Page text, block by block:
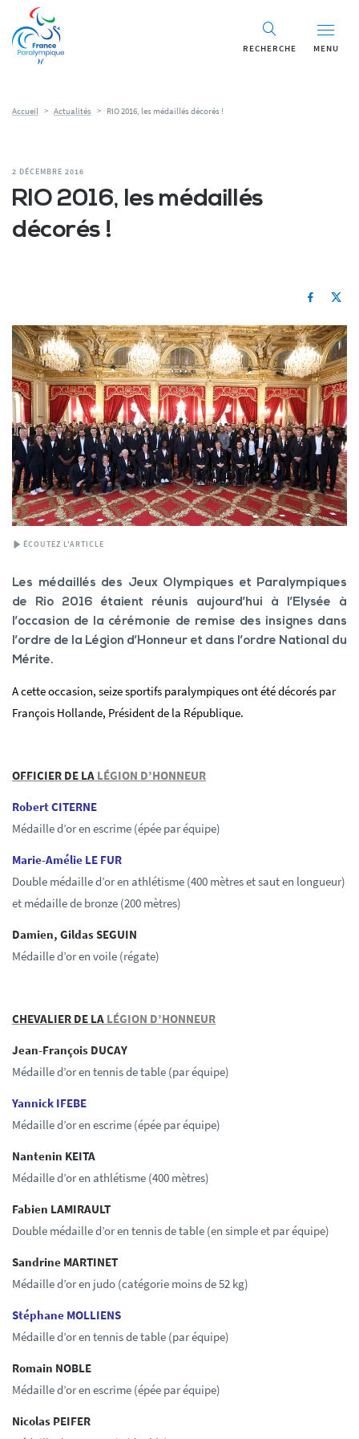
RECHERCHE MENU
Accueil > Actualités > RIO 2016, les médaillés décorés !
2 DÉCEMBRE 2016
RIO 2016, les médaillés
décorés !
ÉCOUTEZ L'ARTICLE
Les médaillés des Jeux Olympiques et Paralympiques
de Rio 2016 étaient réunis aujourd’hui à l’Elysée à
l’occasion de la cérémonie de remise des insignes dans
l’ordre de la Légion d’Honneur et dans l’ordre National du
Mérite.
A cette occasion, seize sportifs paralympiques ont été décorés par
François Hollande, Président de la République.
OFFICIER DE LA LÉGION D’HONNEUR
Robert CITERNE
Médaille d’or en escrime (épée par équipe)
Marie-Amélie LE FUR
Double médaille d’or en athlétisme (400 mètres et saut en longueur)
et médaille de bronze (200 mètres)
Damien, Gildas SEGUIN
Médaille d’or en voile (régate)
CHEVALIER DE LA LÉGION D’HONNEUR
Jean-François DUCAY
Médaille d’or en tennis de table (par équipe)
Yannick IFEBE
Médaille d’or en escrime (épée par équipe)
Nantenin KEITA
Médaille d’or en athlétisme (400 mètres)
Fabien LAMIRAULT
Double médaille d’or en tennis de table (en simple et par équipe)
Sandrine MARTINET
Médaille d’or en judo (catégorie moins de 52 kg)
Stéphane MOLLIENS
Médaille d’or en tennis de table (par équipe)
Romain NOBLE
Médaille d’or en escrime (épée par équipe)
Nicolas PEIFER